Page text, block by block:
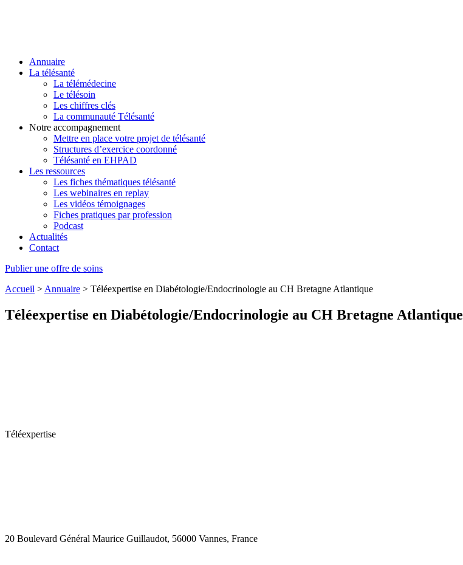
Annuaire
La télésanté
La télémédecine
Le télésoin
Les chiffres clés
La communauté Télésanté
Notre accompagnement
Mettre en place votre projet de télésanté
Structures d’exercice coordonné
Télésanté en EHPAD
Les ressources
Les fiches thématiques télésanté
Les webinaires en replay
Les vidéos témoignages
Fiches pratiques par profession
Podcast
Actualités
Contact
Publier une offre de soins
Accueil > Annuaire > Téléexpertise en Diabétologie/Endocrinologie au CH Bretagne Atlantique
Téléexpertise en Diabétologie/Endocrinologie au CH Bretagne Atlantique
Téléexpertise
20 Boulevard Général Maurice Guillaudot, 56000 Vannes, France